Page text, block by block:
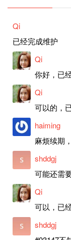
Qi
已经完成维护
Qi
你好，已
Qi
haiming
麻烦续期
shddgj
可能还需
Qi
可以，已
shddgj